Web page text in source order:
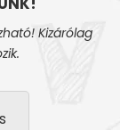
Kizárólag